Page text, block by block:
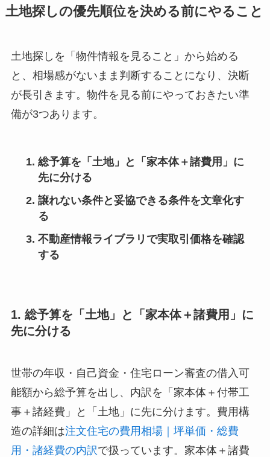
土地探しの優先順位を決める前にやること
土地探しを「物件情報を見ること」から始める
と、相場感がないまま判断することになり、決断
が長引きます。物件を見る前にやっておきたい準
備が3つあります。
総予算を「土地」と「家本体＋諸費用」に
先に分ける
譲れない条件と妥協できる条件を文章化す
る
不動産情報ライブラリで実取引価格を確認
する
1. 総予算を「土地」と「家本体＋諸費用」に
先に分ける
世帯の年収・自己資金・住宅ローン審査の借入可
能額から総予算を出し、内訳を「家本体＋付帯工
事＋諸経費」と「土地」に先に分けます。費用構
造の詳細は注文住宅の費用相場｜坪単価・総費
用・諸経費の内訳で扱っています。家本体＋諸費